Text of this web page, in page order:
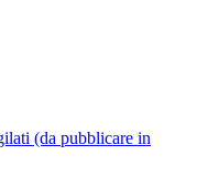
(da pubblicare in